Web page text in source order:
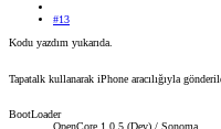
#13
Kodu yazdım yukarıda.
Tapatalk kullanarak iPhone aracılığıyla
BootLoader
OpenCore 1.0.5 (Dev) / Sonoma